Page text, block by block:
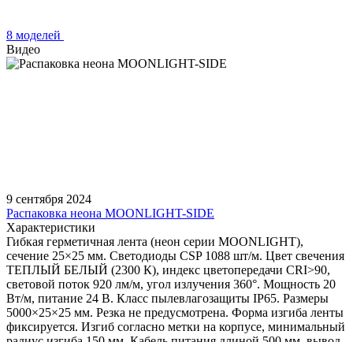
8 моделей
Видео
9 сентября 2024
Распаковка неона MOONLIGHT-SIDE
Характеристики
Гибкая герметичная лента (неон серии MOONLIGHT),
сечение 25×25 мм. Светодиоды CSP 1088 шт/м. Цвет свечения
ТЕПЛЫЙ БЕЛЫЙ (2300 К), индекс цветопередачи CRI>90,
световой поток 920 лм/м, угол излучения 360°. Мощность 20
Вт/м, питание 24 В. Класс пылевлагозащиты IP65. Размеры
5000×25×25 мм. Резка не предусмотрена. Форма изгиба ленты
фиксируется. Изгиб согласно метки на корпусе, минимальный